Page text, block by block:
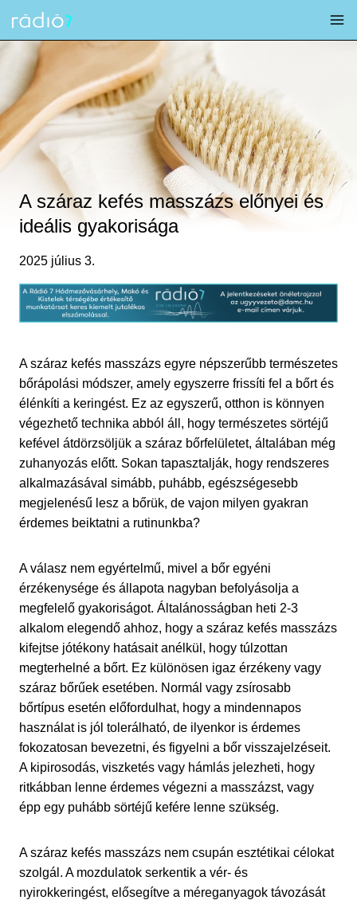
content
A száraz kefés masszázs előnyei és
ideális gyakorisága
2025 július 3.
A száraz kefés masszázs egyre népszerűbb természetes
bőrápolási módszer, amely egyszerre frissíti fel a bőrt és
élénkíti a keringést. Ez az egyszerű, otthon is könnyen
végezhető technika abból áll, hogy természetes sörtéjű
kefével átdörzsöljük a száraz bőrfelületet, általában még
zuhanyozás előtt. Sokan tapasztalják, hogy rendszeres
alkalmazásával simább, puhább, egészségesebb
megjelenésű lesz a bőrük, de vajon milyen gyakran
érdemes beiktatni a rutinunkba?
A válasz nem egyértelmű, mivel a bőr egyéni
érzékenysége és állapota nagyban befolyásolja a
megfelelő gyakoriságot. Általánosságban heti 2-3
alkalom elegendő ahhoz, hogy a száraz kefés masszázs
kifejtse jótékony hatásait anélkül, hogy túlzottan
megterhelné a bőrt. Ez különösen igaz érzékeny vagy
száraz bőrűek esetében. Normál vagy zsírosabb
bőrtípus esetén előfordulhat, hogy a mindennapos
használat is jól tolerálható, de ilyenkor is érdemes
fokozatosan bevezetni, és figyelni a bőr visszajelzéseit.
A kipirosodás, viszketés vagy hámlás jelezheti, hogy
ritkábban lenne érdemes végezni a masszázst, vagy
épp egy puhább sörtéjű kefére lenne szükség.
A száraz kefés masszázs nem csupán esztétikai célokat
szolgál. A mozdulatok serkentik a vér- és
nyirokkeringést, elősegítve a méreganyagok távozását